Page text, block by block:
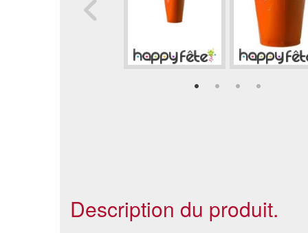
Description du produit.